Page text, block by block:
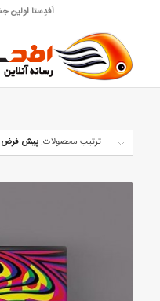
اَفدِستا اولین
ترتیب محصولات: پیش فرض